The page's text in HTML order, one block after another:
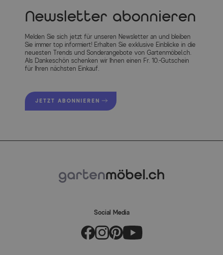
Newsletter abonnieren
Melden Sie sich jetzt für unseren Newsletter an und bleiben
Sie immer top informiert! Erhalten Sie exklusive Einblicke in die
neuesten Trends und Sonderangebote von Gartenmöbel.ch.
Als Dankeschön schenken wir Ihnen einen Fr. 10.-Gutschein
für Ihren nächsten Einkauf.
JETZT ABONNIEREN
Social Media